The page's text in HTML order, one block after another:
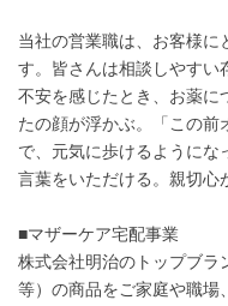
当社の営業職は、お客様に
す。皆さんは相談しやすい
不安を感じたとき、お薬に
たの顔が浮かぶ。「この前
で、元気に歩けるようにな
言葉をいただける。親切心
■マザーケア宅配事業
株式会社明治のトップブラ
等）の商品をご家庭や職場